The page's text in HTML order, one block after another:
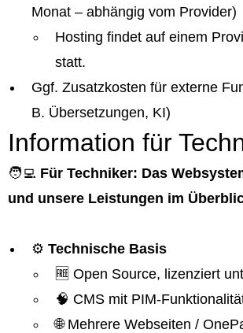
Monat – abhängig vom Provider)
Hosting findet auf einem
statt.
Ggf. Zusatzkosten für externe
B. Übersetzungen, KI)
Information für
🧑‍💻 Für Techniker: Das
und unsere Leistungen im
⚙️ Technische Basis
🆓 Open Source, lizenziert
🧠 CMS mit PIM-
🌐 Mehrere Webseiten /